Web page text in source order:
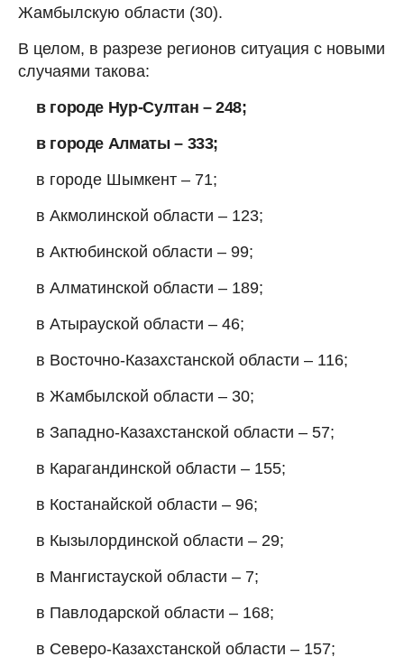
Жамбылскую области (30).
В целом, в разрезе регионов ситуация с новыми
случаями такова:⠀
в городе Нур-Султан – 248;
в городе Алматы – 333;
в городе Шымкент – 71;
в Акмолинской области – 123;
в Актюбинской области – 99;
в Алматинской области – 189;
в Атырауской области – 46;
в Восточно-Казахстанской области – 116;
в Жамбылской области – 30;
в Западно-Казахстанской области – 57;
в Карагандинской области – 155;
в Костанайской области – 96;
в Кызылординской области – 29;
в Мангистауской области – 7;
в Павлодарской области – 168;
в Северо-Казахстанской области – 157;